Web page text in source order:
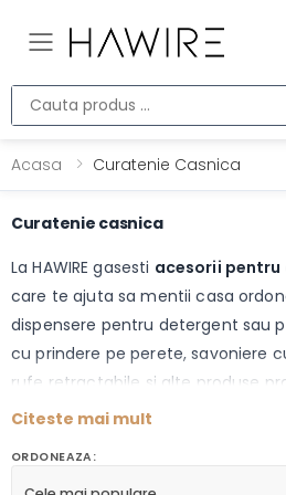
Toggle mobile
Cauta produs
Acasa Curatenie Casnica
ORDONEAZA:
Curatenie casnica
La HAWIRE gasesti acesorii
care te ajuta sa mentii casa
dispensere pentru detergent sau
cu prindere pe perete, savoniere
rufe retractabile si alte produse
baie sau camara.
Produsele sunt concepute pentru
Citeste mai mult